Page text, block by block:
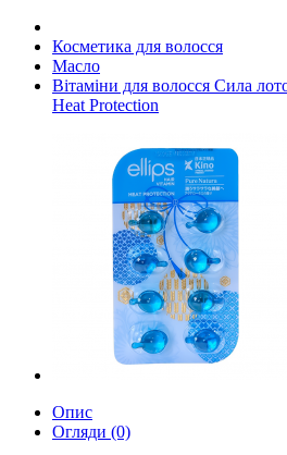
Косметика для волосся
Масло
Вітаміни для волосся Сила
Heat Protection
Опис
Огляди (0)